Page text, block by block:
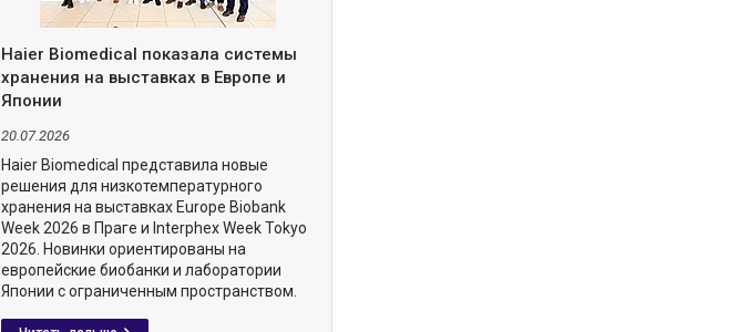
Haier Biomedical показала системы
хранения на выставках в Европе и
Японии
20.07.2026
Haier Biomedical представила новые
решения для низкотемпературного
хранения на выставках Europe Biobank
Week 2026 в Праге и Interphex Week Tokyo
2026. Новинки ориентированы на
европейские биобанки и лаборатории
Японии с ограниченным пространством.